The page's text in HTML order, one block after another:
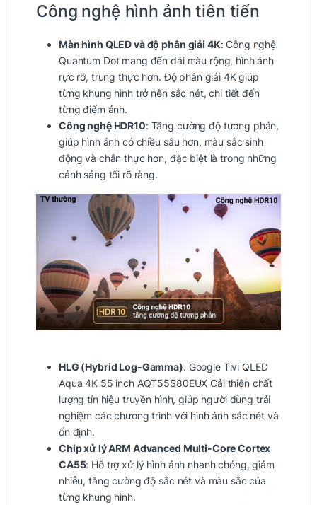
Công nghệ hình ảnh tiên tiến
Màn hình QLED và độ phân giải 4K: Công nghệ
Quantum Dot mang đến dải màu rộng, hình ảnh
rực rỡ, trung thực hơn. Độ phân giải 4K giúp
từng khung hình trở nên sắc nét, chi tiết đến
từng điểm ảnh.
Công nghệ HDR10: Tăng cường độ tương phản,
giúp hình ảnh có chiều sâu hơn, màu sắc sinh
động và chân thực hơn, đặc biệt là trong những
cảnh sáng tối rõ ràng.
HLG (Hybrid Log-Gamma): Google Tivi QLED
Aqua 4K 55 inch AQT55S80EUX Cải thiện chất
lượng tín hiệu truyền hình, giúp người dùng trải
nghiệm các chương trình với hình ảnh sắc nét và
ổn định.
Chip xử lý ARM Advanced Multi-Core Cortex
CA55: Hỗ trợ xử lý hình ảnh nhanh chóng, giảm
nhiễu, tăng cường độ sắc nét và màu sắc của
từng khung hình.